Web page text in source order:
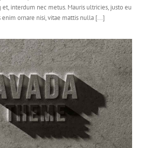
interdum nec metus. Mauris ultricies, justo eu
ornare nisi, vitae mattis nulla [...]